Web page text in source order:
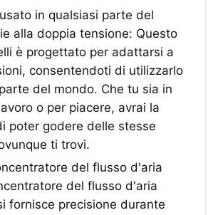
in qualsiasi parte del
alla doppia tensione: Questo
è progettato per adattarsi a
consentendoti di utilizzarlo
del mondo. Che tu sia in
o per piacere, avrai la
poter godere delle stesse
ti trovi.
del flusso d'aria
del flusso d'aria
fornisce precisione durante